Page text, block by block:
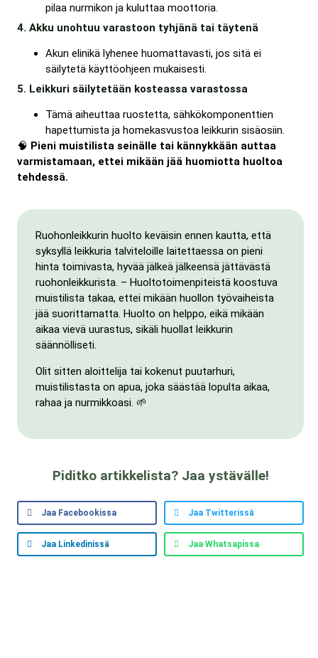
pilaa nurmikon ja kuluttaa moottoria.
4. Akku unohtuu varastoon tyhjänä tai täytenä
Akun elinikä lyhenee huomattavasti, jos sitä ei
säilytetä käyttöohjeen mukaisesti.
5. Leikkuri säilytetään kosteassa varastossa
Tämä aiheuttaa ruostetta, sähkökomponenttien
hapettumista ja homekasvustoa leikkurin sisäosiin.
🧠 Pieni muistilista seinälle tai kännykkään auttaa
varmistamaan, ettei mikään jää huomiotta huoltoa
tehdessä.
Ruohonleikkurin huolto keväisin ennen kautta, että
syksyllä leikkuria talviteloille laitettaessa on pieni
hinta toimivasta, hyvää jälkeä jälkeensä jättävästä
ruohonleikkurista. – Huoltotoimenpiteistä koostuva
muistilista takaa, ettei mikään huollon työvaiheista
jää suorittamatta. Huolto on helppo, eikä mikään
aikaa vievä uurastus, sikäli huollat leikkurin
säännölliseti.
Olit sitten aloittelija tai kokenut puutarhuri,
muistilistasta on apua, joka säästää lopulta aikaa,
rahaa ja nurmikkoasi. 🌱
Piditko artikkelista? Jaa ystävälle!
Jaa Facebookissa Jaa Twitterissä
Jaa Linkedinissä Jaa Whatsapissa